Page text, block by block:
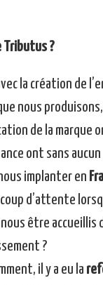
Tributus ?
la création de
nous
de la marque
ont sans
implanter en
d’attente
être accueillis
?
il y a eu la